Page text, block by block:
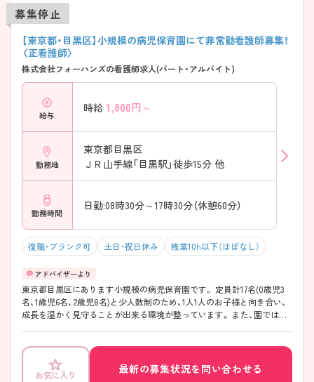
募集停止
【東京都・目黒区】小規模の病児保育園にて非常勤看護師募集！
〈正看護師〉
株式会社フォーハンズの看護師求人(パート・アルバイト)
給与
時給 1,800円～
勤務地
東京都目黒区
ＪＲ山手線「目黒駅」徒歩15分 他
勤務時間
日勤:08時30分～17時30分（休憩60分）
復職・ブランク可 土日・祝日休み 残業10h以下（ほぼなし）
東京都目黒区にあります小規模の病児保育園です。 定員計17名(0歳児3
名、1歳児6名、2歳児8名)と少人数制のため、1人1人のお子様と向き合い、
成長を温かく見守ることが出来る環境が整っています。 また、園では完
んどないため、ワークライフバランスも充実させることができます！ ご
興味のある方はぜひお声がけください。
お気に入り
最新の募集状況を問い合わせる